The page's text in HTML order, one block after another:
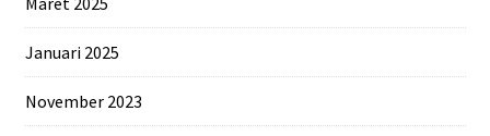
Januari 2025
November 2023